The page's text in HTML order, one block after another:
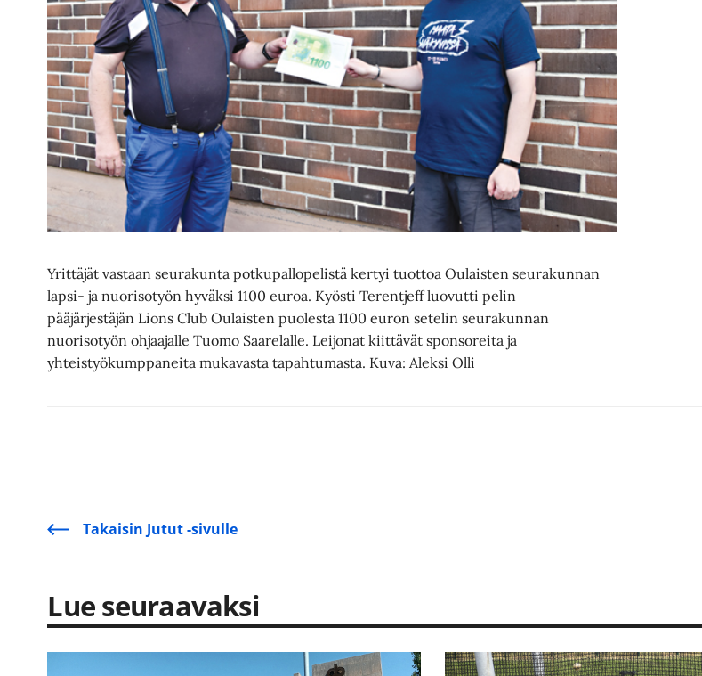
Yrittäjät vastaan seurakunta potkupallopelistä kertyi tuottoa Oulaisten seurakunnan
lapsi- ja nuorisotyön hyväksi 1100 euroa. Kyösti Terentjeff luovutti pelin
pääjärjestäjän Lions Club Oulaisten puolesta 1100 euron setelin seurakunnan
nuorisotyön ohjaajalle Tuomo Saarelalle. Leijonat kiittävät sponsoreita ja
yhteistyökumppaneita mukavasta tapahtumasta. Kuva: Aleksi Olli
Takaisin Jutut -sivulle
Lue seuraavaksi